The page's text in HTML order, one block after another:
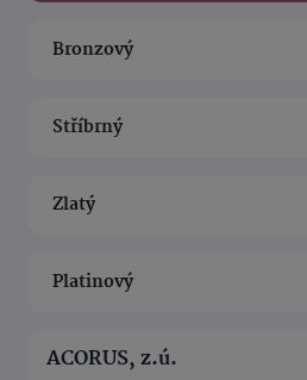
Bronzový
Stříbrný
Zlatý
Platinový
ACORUS, z.ú.